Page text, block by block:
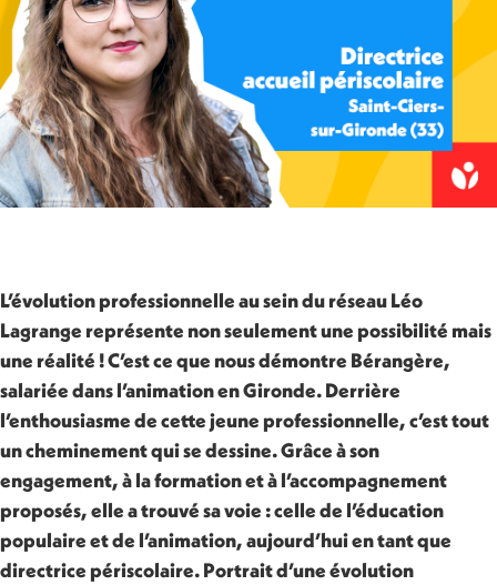
L’évolution professionnelle au sein du réseau Léo
Lagrange représente non seulement une possibilité mais
une réalité ! C’est ce que nous démontre Bérangère,
salariée dans l’animation en Gironde. Derrière
l’enthousiasme de cette jeune professionnelle, c’est tout
un cheminement qui se dessine. Grâce à son
engagement, à la formation et à l’accompagnement
proposés, elle a trouvé sa voie : celle de l’éducation
populaire et de l’animation, aujourd’hui en tant que
directrice périscolaire. Portrait d’une évolution